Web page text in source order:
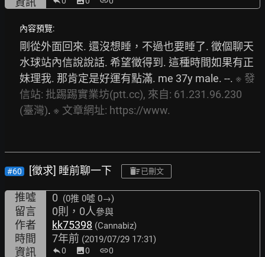
內容預覽:
剛從外面回來. 還沒想睡，不過也要睡了. 徵個聊天
水球站內信說說話. 希望徵得到. 這種時間如果有正
妹理我. 那肯定是好運有點滿. me 37y male. --. ※ 發
信站: 批踢踢實業坊(ptt.cc), 來自: 61.231.96.230
(臺灣). ※ 文章網址: https://www.
#60 [徵求] 睡前聊一下 已刪文
推噓 0 (0推 0噓 0→)
留言 0則，0人參與
作者 kk75398 (Cannabiz)
時間 7年前 (2019/07/29 17:31)
資訊 0 image0 link0